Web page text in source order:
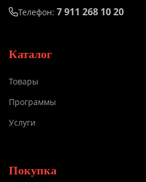
Телефон: 7 911 268 10 20
Каталог
Товары
Программы
Услуги
Покупка